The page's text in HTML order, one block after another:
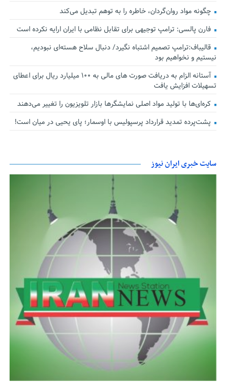
چگونه مواد روان‌گردان، خاطره را به توهم تبدیل می‌کند
فارن پالسی: ترامپ توجیهی برای تقابل نظامی با ایران ارایه نکرده است
قالیباف:ترامپ تصمیم اشتباه نگیرد/ دنبال سلاح هسته‌ای نبودیم،
نیستیم و نخواهیم بود
آستانه الزام به دریافت صورت های مالی به ۱۰۰ میلیارد ریال برای اعطای
تسهیلات افزایش یافت
کره‌ای‌ها با تولید مواد اصلی نمایشگرها بازار تلویزیون را تغییر می‌دهند
پشت‌پرده تمدید قرارداد پرسپولیس با اوسمار؛ پای یحیی در میان است!
سایت خبری ایران نیوز